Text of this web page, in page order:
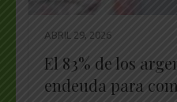
ABRIL 29, 2026
El 83% de los
endeuda para